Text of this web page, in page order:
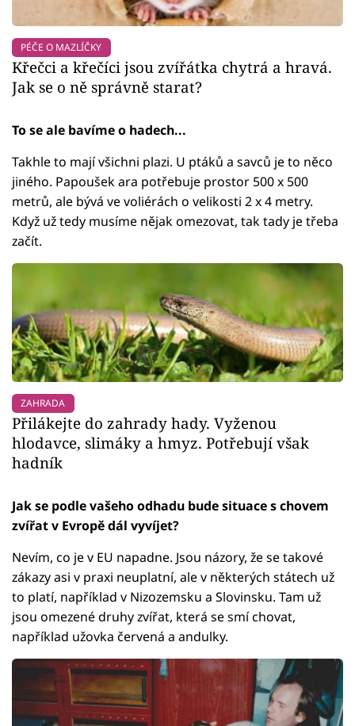
PÉČE O MAZLÍČKY
Křečci a křečíci jsou zvířátka chytrá a hravá.
Jak se o ně správně starat?
To se ale bavíme o hadech...
Takhle to mají všichni plazi. U ptáků a savců je to něco
jiného. Papoušek ara potřebuje prostor 500 x 500
metrů, ale bývá ve voliérách o velikosti 2 x 4 metry.
Když už tedy musíme nějak omezovat, tak tady je třeba
začít.
ZAHRADA
Přilákejte do zahrady hady. Vyženou
hlodavce, slimáky a hmyz. Potřebují však
hadník
Jak se podle vašeho odhadu bude situace s chovem
zvířat v Evropě dál vyvíjet?
Nevím, co je v EU napadne. Jsou názory, že se takové
zákazy asi v praxi neuplatní, ale v některých státech už
to platí, například v Nizozemsku a Slovinsku. Tam už
jsou omezené druhy zvířat, která se smí chovat,
například užovka červená a andulky.